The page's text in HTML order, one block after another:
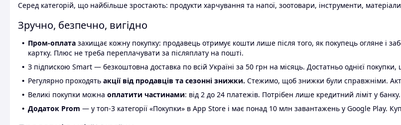
Серед категорій, що найбільше зростають: продукти харчування та напої, зоотовари, інструменти,
Зручно, безпечно, вигідно
Пром-оплата захищає кожну покупку: продавець отримує кошти лише після того, як покупець огляне і
картку. Плюс не треба переплачувати за післяплату на пошті.
З підпискою Smart — безкоштовна доставка по всій Україні за 50 грн на місяць. Достатньо однієї
Регулярно проходять акції від продавців та сезонні знижки. Стежимо, щоб знижки були справжніми.
Великі покупки можна оплатити частинами: від 2 до 24 платежів. Потрібен лише кредитний ліміт у банку.
Додаток Prom — у топ-3 категорії «Покупки» в App Store і має понад 10 млн завантажень у Google Play.